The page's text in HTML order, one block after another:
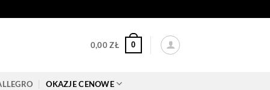
0,00ZŁ 0
OKAZJE CENOWE